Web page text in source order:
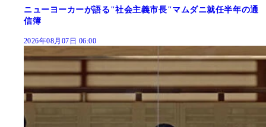
ニューヨーカーが語る"社会主義市長"マムダニ就任半年の通
信簿
2026年08月07日 06:00